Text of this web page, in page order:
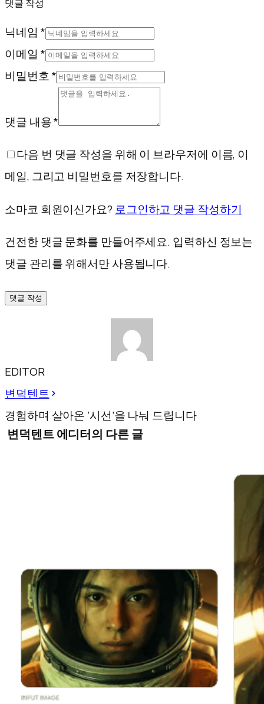
댓글 작성
닉네임 *
이메일 *
비밀번호 *
댓글 내용 *
다음 번 댓글 작성을 위해 이 브라우저에 이름, 이
메일, 그리고 비밀번호를 저장합니다.
소마코 회원이신가요? 로그인하고 댓글 작성하기
건전한 댓글 문화를 만들어주세요. 입력하신 정보는
댓글 관리를 위해서만 사용됩니다.
댓글 작성
EDITOR
변덕텐트
경험하며 살아온 ‘시선’을 나눠 드립니다
변덕텐트 에디터의 다른 글